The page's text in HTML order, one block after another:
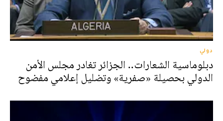
دولي
دبلوماسية الشعارات.. الجزائر تغادر مجلس الأمن
الدولي بحصيلة «صفرية» وتضليل إعلامي مفضوح